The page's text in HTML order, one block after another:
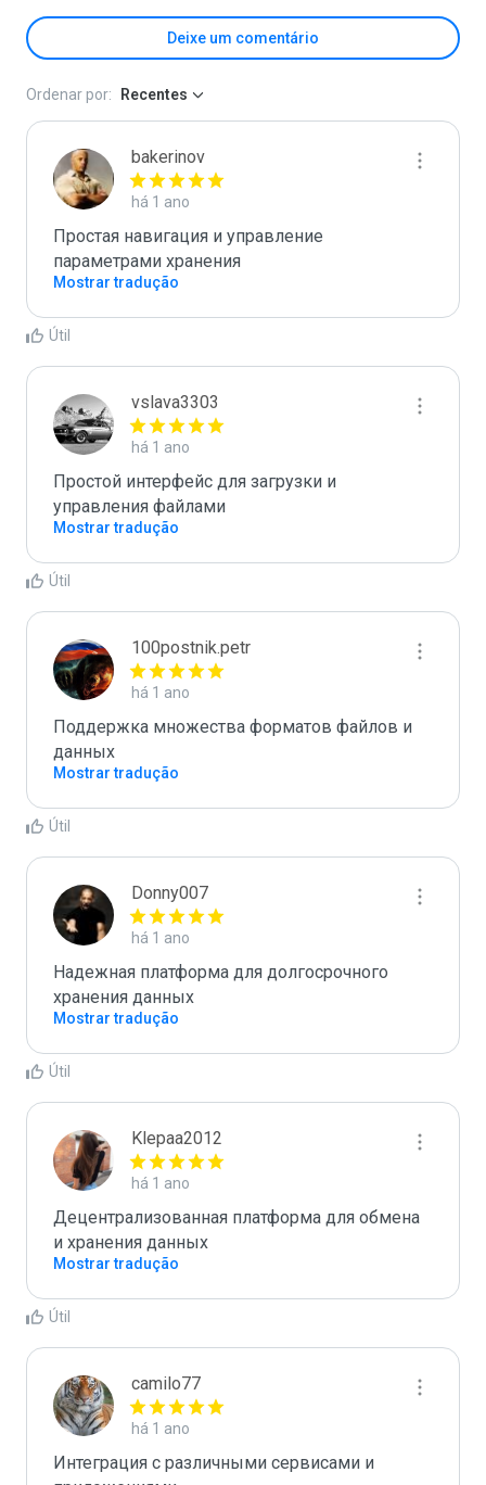
Deixe um comentário
Ordenar por: Recentes
bakerinov
há 1 ano
Простая навигация и управление
параметрами хранения
Mostrar tradução
Útil
vslava3303
há 1 ano
Простой интерфейс для загрузки и
управления файлами
Mostrar tradução
Útil
100postnik.petr
há 1 ano
Поддержка множества форматов файлов и
данных
Mostrar tradução
Útil
Donny007
há 1 ano
Надежная платформа для долгосрочного
хранения данных
Mostrar tradução
Útil
Klepaa2012
há 1 ano
Децентрализованная платформа для обмена
и хранения данных
Mostrar tradução
Útil
camilo77
há 1 ano
Интеграция с различными сервисами и